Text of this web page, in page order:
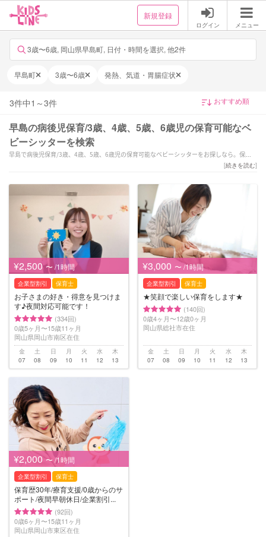
新規登録
ログイン メニュー
3歳〜6歳, 岡山県早島町, 日付・時間を選択, 他2件
早島町 3歳〜6歳 発熱、気道・胃腸症状
3件中1 ～3件
早島の病後児保育/3歳、4歳、5歳、6歳児の保育可能なベ
ビーシッターを検索
早島で病後児保育/3歳、4歳、5歳、6歳児の保育可能なベビーシッターをお探しなら。保護者
のご都合に合わせて病後の子供を安心して任せられるベビーシッターが探せます。「★笑顔
[続きを読む]
¥2,500 〜 /1時間
企業型割引 保育士
お子さまの好き・得意を見つけま
す♪夜間対応可能です！
(334回)
0歳5ヶ月〜15歳11ヶ月
岡山県岡山市南区在住
金
07
土
08
日
09
月
10
火
11
水
12
木
13
¥3,000 〜 /1時間
企業型割引 保育士
★笑顔で楽しい保育をします★
(140回)
0歳4ヶ月〜12歳0ヶ月
岡山県総社市在住
金
07
土
08
日
09
月
10
火
11
水
12
木
13
¥2,000 〜 /1時間
企業型割引 保育士
保育歴30年/療育支援/0歳からのサ
ポート/夜間早朝休日/企業割引...
(92回)
0歳6ヶ月〜15歳11ヶ月
岡山県岡山市東区在住